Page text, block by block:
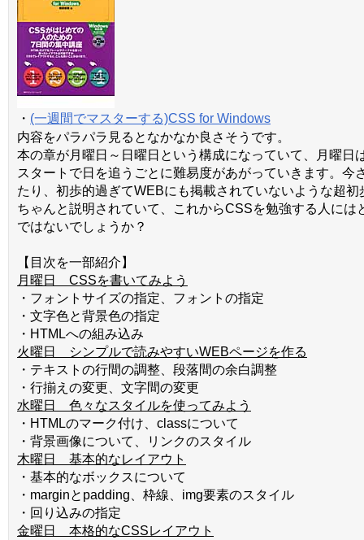
・ (一週間でマスターする)CSS for Windows
内容をパラパラ見るとなかなか良さそうです。
本の章が月曜日～日曜日という構成になっていて、月曜日
スタートで日を追うごとに難易度があがっていきます。今
たり、初歩的過ぎてWEBにも掲載されていないような超初
ちゃんと説明されていて、これからCSSを勉強する人には
ではないでしょうか？
【目次を一部紹介】
月曜日 CSSを書いてみよう
・フォントサイズの指定、フォントの指定
・文字色と背景色の指定
・HTMLへの組み込み
火曜日 シンプルで読みやすいWEBページを作る
・テキストの行間の調整、段落間の余白調整
・行揃えの変更、文字間の変更
水曜日 色々なスタイルを使ってみよう
・HTMLのマーク付け、classについて
・背景画像について、リンクのスタイル
木曜日 基本的なレイアウト
・基本的なボックスについて
・marginとpadding、枠線、img要素のスタイル
・回り込みの指定
金曜日 本格的なCSSレイアウト